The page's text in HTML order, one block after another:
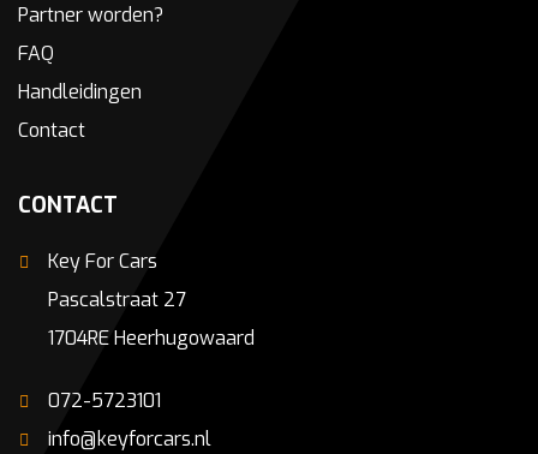
Partner worden?
FAQ
Handleidingen
Contact
CONTACT
Key For Cars
Pascalstraat 27
1704RE Heerhugowaard
072-5723101
info@keyforcars.nl